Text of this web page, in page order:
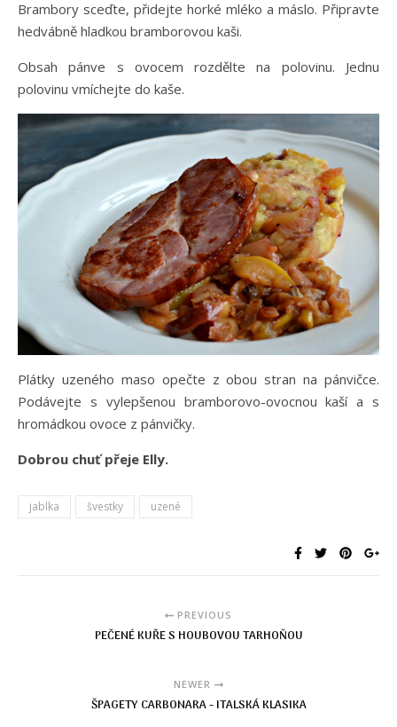
Brambory sceďte, přidejte horké mléko a máslo. Připravte
hedvábně hladkou bramborovou kaši.
Obsah pánve s ovocem rozdělte na polovinu. Jednu
polovinu vmíchejte do kaše.
Plátky uzeného maso opečte z obou stran na pánvičce.
Podávejte s vylepšenou bramborovo-ovocnou kaší a s
hromádkou ovoce z pánvičky.
Dobrou chuť přeje Elly.
jablka švestky uzené
PREVIOUS
PEČENÉ KUŘE S HOUBOVOU TARHOŇOU
NEWER
ŠPAGETY CARBONARA - ITALSKÁ KLASIKA